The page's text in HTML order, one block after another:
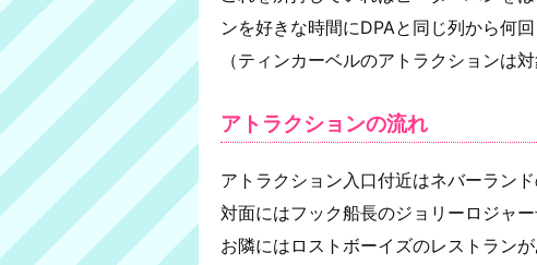
ンを好きな時間にDPAと同じ列から何回
（ティンカーベルのアトラクションは対
アトラクションの流れ
アトラクション入口付近はネバーランド
対面にはフック船長のジョリーロジャー
お隣にはロストボーイズのレストランが